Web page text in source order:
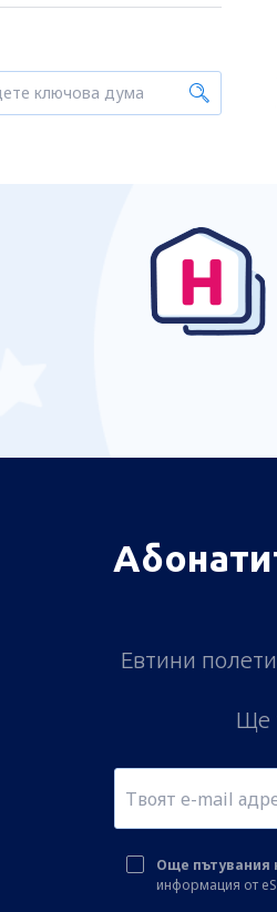
Евтини
Ще
Още пътувания
информация от